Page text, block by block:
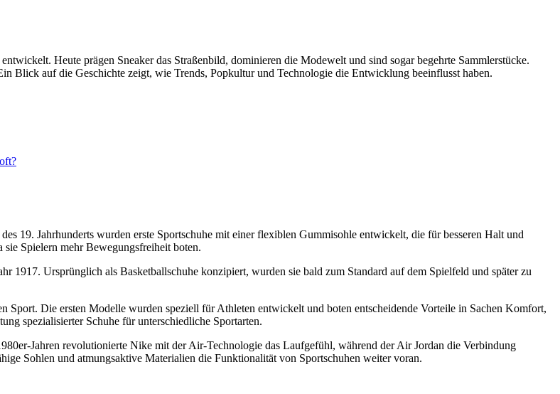
Heute prägen Sneaker das Straßenbild, dominieren die Modewelt und sind sogar begehrte Sammlerstücke.
Blick auf die Geschichte zeigt, wie Trends, Popkultur und Technologie die Entwicklung beeinflusst haben.
19. Jahrhunderts wurden erste Sportschuhe mit einer flexiblen Gummisohle entwickelt, die für besseren Halt und
Spielern mehr Bewegungsfreiheit boten.
1917. Ursprünglich als Basketballschuhe konzipiert, wurden sie bald zum Standard auf dem Spielfeld und später zu
Sport. Die ersten Modelle wurden speziell für Athleten entwickelt und boten entscheidende Vorteile in Sachen Komfort,
spezialisierter Schuhe für unterschiedliche Sportarten.
Jahren revolutionierte Nike mit der Air-Technologie das Laufgefühl, während der Air Jordan die Verbindung
Sohlen und atmungsaktive Materialien die Funktionalität von Sportschuhen weiter voran.